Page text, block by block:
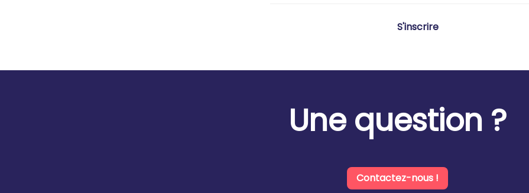
S'inscrire
Une question ?
Contactez-nous !